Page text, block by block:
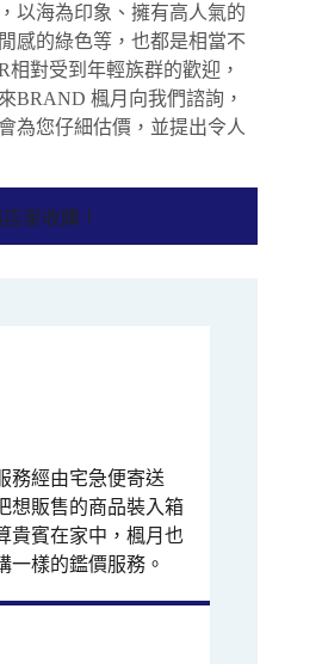
以海為印象、擁有高人氣的
感的綠色等，也都是相當不
對受到年輕族群的歡迎，
BRAND 楓月向我們諮詢，
為您仔細估價，並提出令人
家收購！
務經由宅急便寄送
想販售的商品裝入箱
貴賓在家中，楓月也
一樣的鑑價服務。